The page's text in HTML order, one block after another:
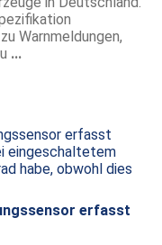
Warnmeldungen,
...
erfasst